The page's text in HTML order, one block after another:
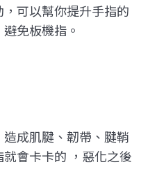
可以幫你提升手指的
免板機指。
成肌腱、韌帶、腱鞘
會卡卡的 ，惡化之後